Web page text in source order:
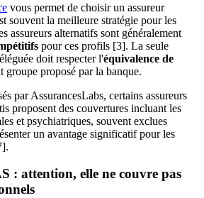
vous permet de choisir un assureur
souvent la meilleure stratégie pour les
assureurs alternatifs sont généralement
pour ces profils [3]. La seule
doit respecter l'équivalence de
groupe proposé par la banque.
par AssurancesLabs, certains assureurs
proposent des couvertures incluant les
et psychiatriques, souvent exclues
un avantage significatif pour les
: attention, elle ne couvre pas